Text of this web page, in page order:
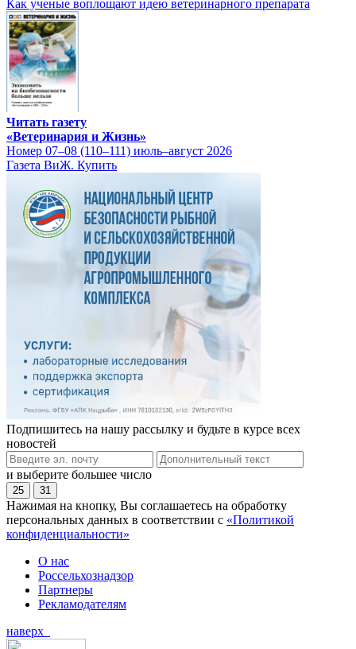
Как ученые воплощают идею ветеринарного препарата
Читать газету
«Ветеринария и Жизнь»
Номер 07–08 (110–111) июль–август 2026
Газета ВиЖ. Купить
Подпишитесь на нашу рассылку и будьте в курсе всех
новостей
и выберите большее число
25 31
Нажимая на кнопку, Вы соглашаетесь на обработку
персональных данных в соответствии с «Политикой
конфиденциальности»
О нас
Россельхознадзор
Партнеры
Рекламодателям
наверх